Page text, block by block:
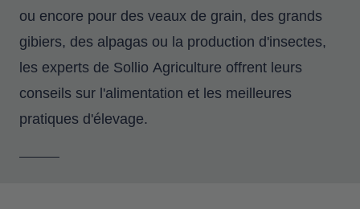
ou encore pour des veaux de grain, des grands
gibiers, des alpagas ou la production d'insectes,
les experts de Sollio Agriculture offrent leurs
conseils sur l'alimentation et les meilleures
pratiques d'élevage.